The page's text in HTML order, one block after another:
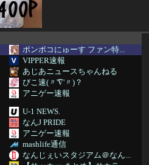
ポンポコにゅーす ファン特...
VIPPER速報
あじあニュースちゃんねる
ぴこ速(〃'∇'〃)？
アニゲー速報
U-1 NEWS.
なんJ PRIDE
アニゲー速報
mashlife通信
なんじぇいスタジアム＠なん...